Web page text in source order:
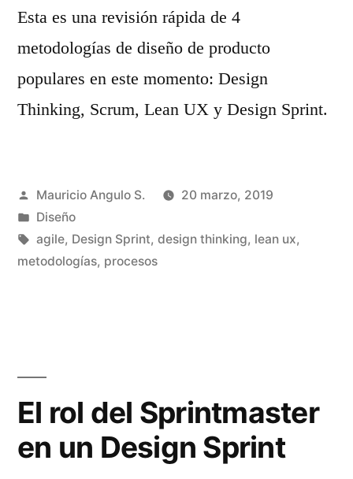
Esta es una revisión rápida de 4
metodologías de diseño de producto
populares en este momento: Design
Thinking, Scrum, Lean UX y Design Sprint.
Publicado
por
Mauricio Angulo S.
20 marzo, 2019
Publicado
en
Diseño
Etiquetas:
agile, Design Sprint, design thinking, lean ux,
metodologías, procesos
El rol del Sprintmaster
en un Design Sprint